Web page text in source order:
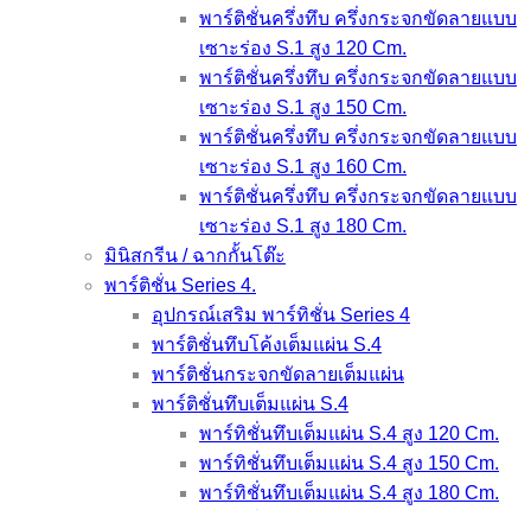
พาร์ติชั่นครึ่งทึบ ครึ่งกระจกขัดลายแบบ
เซาะร่อง S.1 สูง 120 Cm.
พาร์ติชั่นครึ่งทึบ ครึ่งกระจกขัดลายแบบ
เซาะร่อง S.1 สูง 150 Cm.
พาร์ติชั่นครึ่งทึบ ครึ่งกระจกขัดลายแบบ
เซาะร่อง S.1 สูง 160 Cm.
พาร์ติชั่นครึ่งทึบ ครึ่งกระจกขัดลายแบบ
เซาะร่อง S.1 สูง 180 Cm.
มินิสกรีน / ฉากกั้นโต๊ะ
พาร์ติชั่น Series 4.
อุปกรณ์เสริม พาร์ทิชั่น Series 4
พาร์ติชั่นทึบโค้งเต็มแผ่น S.4
พาร์ติชั่นกระจกขัดลายเต็มแผ่น
พาร์ติชั่นทึบเต็มแผ่น S.4
พาร์ทิชั่นทึบเต็มแผ่น S.4 สูง 120 Cm.
พาร์ทิชั่นทึบเต็มแผ่น S.4 สูง 150 Cm.
พาร์ทิชั่นทึบเต็มแผ่น S.4 สูง 180 Cm.